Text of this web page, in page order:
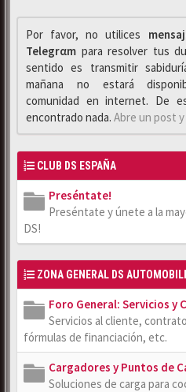
Por favor, no utilices
Telegrαm para resolver tus
sentido es transmitir
mañana no estará
comunidad en internet. De
encontrado nada. Abre un post
CLUB DS ESPAÑA
Preséntate!
Preséntate y únete a la
DS!
ZONA GENERAL DS
Foro General: Servicios y
Servicios al cliente,
fórmulas de financiación, etc.
Cargadores y Puntos de
Soluciones de carga para